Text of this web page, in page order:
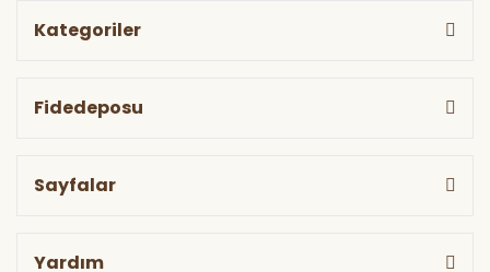
Kategoriler
Fidedeposu
Sayfalar
Yardım